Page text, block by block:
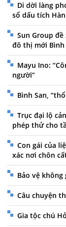
Di dời làng
sổ dấu tích
Sun Group
đô thị mới Bình
Mayu Ino:
người”
Bình San,
Trục đại lộ
phép thử cho
Con gái của
xác nơi chôn
Bảo vệ
Câu chuyện
Gia tộc chú